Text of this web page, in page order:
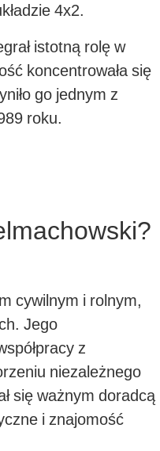
4x2.
istotną rolę w
koncentrowała się
go jednym z
roku.
cywilnym i rolnym,
Jego
z
niezależnego
się ważnym doradcą
i znajomość